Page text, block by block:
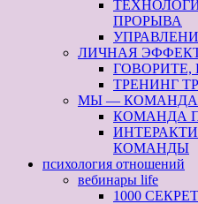
ПРОРЫВА
ЛИЧНАЯ
ТРЕНИНГ
МЫ — КОМАНДА
КОМАНДА
КОМАНДЫ
психология отношений
вебинары life
1000